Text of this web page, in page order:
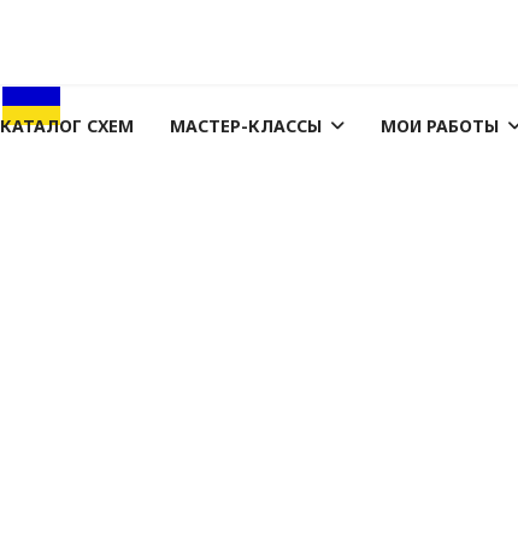
КАТАЛОГ СХЕМ МАСТЕР-КЛАССЫ МОИ РАБОТЫ